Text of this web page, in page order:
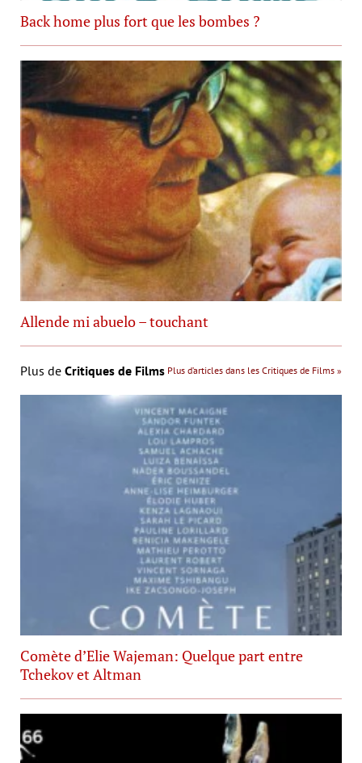
Back home plus fort que les bombes ?
Allende mi abuelo – touchant
Plus de Critiques de Films Plus d’articles dans les Critiques de Films »
Comète d’Elie Wajeman: Quelque part entre
Tchekov et Altman